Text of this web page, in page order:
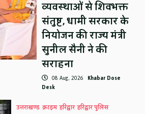
व्यवस्थाओं से शिवभक्त
संतुष्ट, धामी सरकार के
नियोजन की राज्य मंत्री
सुनील सैनी ने की
सराहना
08 Aug, 2026 Khabar Dose
Desk
उत्तराखण्ड क्राइम हरिद्वार हरिद्वार पुलिस